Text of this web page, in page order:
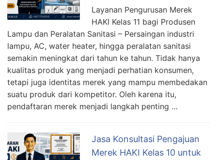
Layanan Pengurusan Merek
HAKI Kelas 11 bagi Produsen
Lampu dan Peralatan Sanitasi – Persaingan industri
lampu, AC, water heater, hingga peralatan sanitasi
semakin meningkat dari tahun ke tahun. Tidak hanya
kualitas produk yang menjadi perhatian konsumen,
tetapi juga identitas merek yang mampu membedakan
suatu produk dari kompetitor. Oleh karena itu,
pendaftaran merek menjadi langkah penting …
Jasa Konsultasi Pengajuan
Merek HAKI Kelas 10 untuk